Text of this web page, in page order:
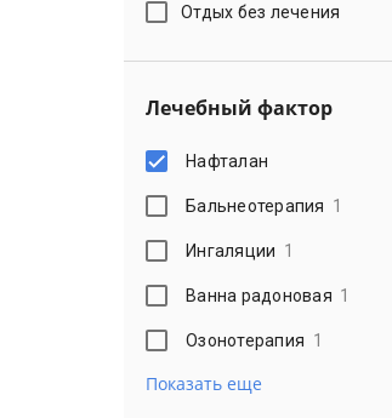
Отдых без лечения
Лечебный фактор
Нафталан
Бальнеотерапия 1
Ингаляции 1
Ванна радоновая 1
Озонотерапия 1
Показать еще